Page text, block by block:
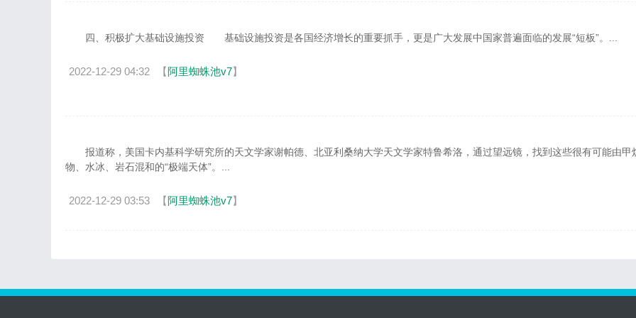
四、积极扩大基础设施投资 基础设施投资是各国经济增长的重要抓手，更是广大发展中国家普遍面临的发展“短板”。...
2022-12-29 04:32 【阿里蜘蛛池v7】
报道称，美国卡内基科学研究所的天文学家谢帕德、北亚利桑纳大学天文学家特鲁希洛，通过望远镜，找到这些很有可能由甲
物、水冰、岩石混和的“极端天体”。...
2022-12-29 03:53 【阿里蜘蛛池v7】